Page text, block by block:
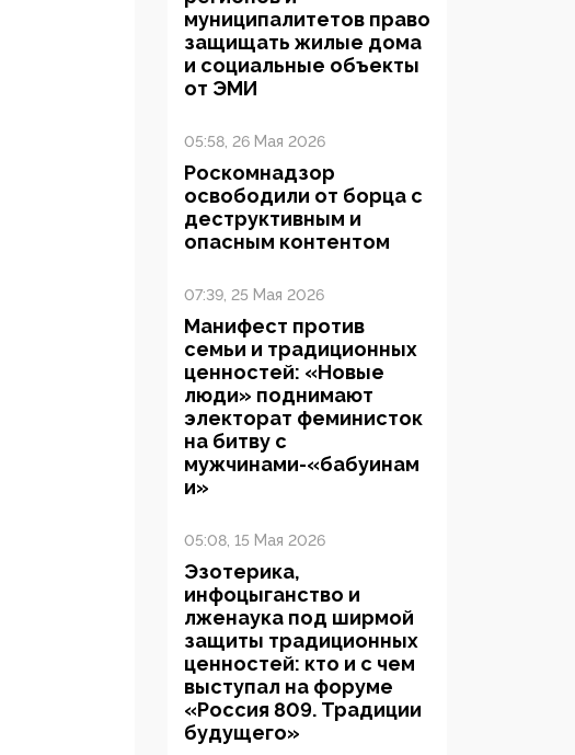
муниципалитетов право
защищать жилые дома
и социальные объекты
от ЭМИ
05:58, 26 Мая 2026
Роскомнадзор
освободили от борца с
деструктивным и
опасным контентом
07:39, 25 Мая 2026
Манифест против
семьи и традиционных
ценностей: «Новые
люди» поднимают
электорат феминисток
на битву с
мужчинами-«бабуинам
и»
05:08, 15 Мая 2026
Эзотерика,
инфоцыганство и
лженаука под ширмой
защиты традиционных
ценностей: кто и с чем
выступал на форуме
«Россия 809. Традиции
будущего»